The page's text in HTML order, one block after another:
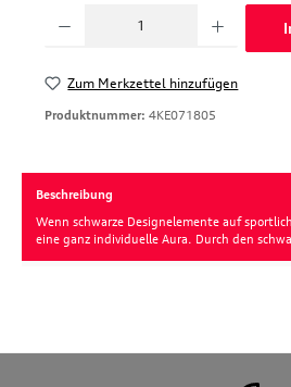
Zum Merkzettel hinzufügen
Produktnummer: 4KE071805
Beschreibung
Wenn schwarze Designelemente auf
eine ganz individuelle Aura. Durch den